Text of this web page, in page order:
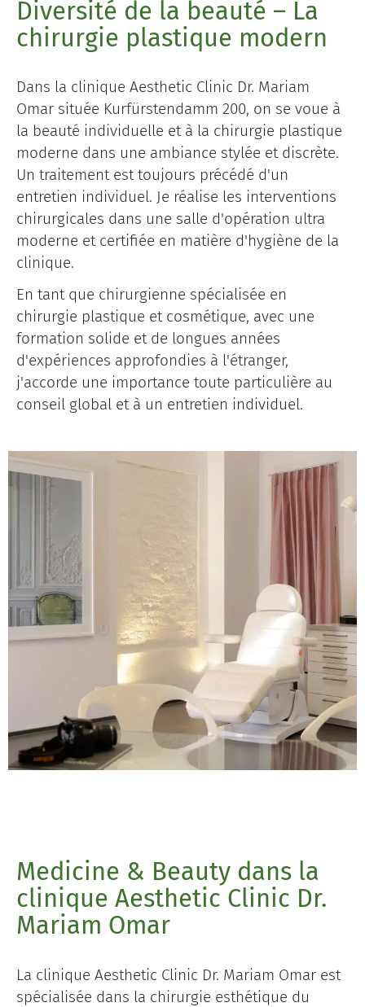
Diversité de la beauté – La
chirurgie plastique modern
Dans la clinique Aesthetic Clinic Dr. Mariam
Omar située Kurfürstendamm 200, on se voue à
la beauté individuelle et à la chirurgie plastique
moderne dans une ambiance stylée et discrète.
Un traitement est toujours précédé d'un
entretien individuel. Je réalise les interventions
chirurgicales dans une salle d'opération ultra
moderne et certifiée en matière d'hygiène de la
clinique.
En tant que chirurgienne spécialisée en
chirurgie plastique et cosmétique, avec une
formation solide et de longues années
d'expériences approfondies à l'étranger,
j'accorde une importance toute particulière au
conseil global et à un entretien individuel.
Medicine & Beauty dans la
clinique Aesthetic Clinic Dr.
Mariam Omar
La clinique Aesthetic Clinic Dr. Mariam Omar est
spécialisée dans la chirurgie esthétique du